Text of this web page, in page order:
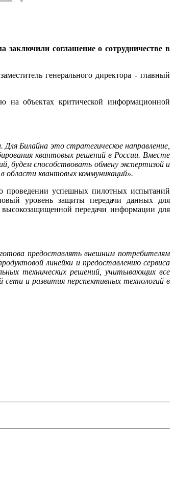
соглашение о сотрудничестве в
генерального директора - главный
на объектах критической информационной
Билайна это стратегическое направление,
квантовых решений в России. Вместе
будем способствовать обмену экспертизой и
области квантовых коммуникаций».
проведении успешных пилотных испытаний
уровень защиты передачи данных для
высокозащищенной передачи информации для
предоставлять внешним потребителям
линейки и предоставлению сервиса
технических решений, учитывающих все
и развития перспективных технологий в